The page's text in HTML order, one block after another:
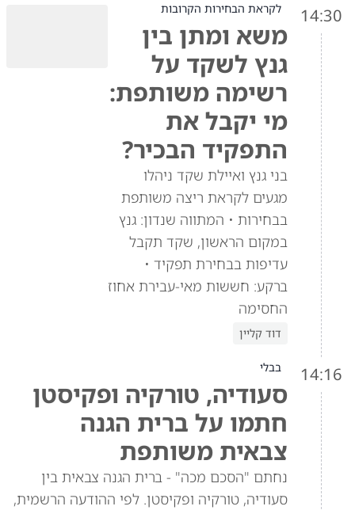
14:30 לקראת הבחירות הקרובות
משא ומתן בין
גנץ לשקד על
רשימה משותפת:
מי יקבל את
התפקיד הבכיר?
בני גנץ ואיילת שקד ניהלו
מגעים לקראת ריצה משותפת
בבחירות • המתווה שנדון: גנץ
במקום הראשון, שקד תקבל
עדיפות בבחירת תפקיד •
ברקע: חששות מאי-עבירת אחוז
החסימה
דוד קליין
14:16 בבלי
סעודיה, טורקיה ופקיסטן
חתמו על ברית הגנה
צבאית משותפת
נחתם "הסכם מכה" - ברית הגנה צבאית בין
סעודיה, טורקיה ופקיסטן. לפי ההודעה הרשמית,